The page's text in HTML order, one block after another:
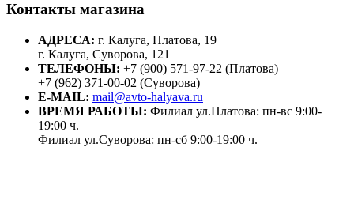
Контакты магазина
АДРЕСА: г. Калуга, Платова, 19
г. Калуга, Суворова, 121
ТЕЛЕФОНЫ: +7 (900) 571-97-22 (Платова)
+7 (962) 371-00-02 (Суворова)
E-MAIL: mail@avto-halyava.ru
ВРЕМЯ РАБОТЫ: Филиал ул.Платова: пн-вс 9:00-
19:00 ч.
Филиал ул.Суворова: пн-сб 9:00-19:00 ч.